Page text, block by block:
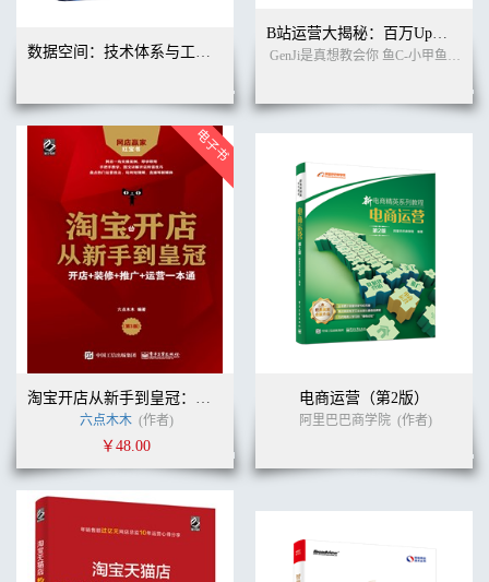
数据空间：技术体系与工程实践
B站运营大揭秘：百万Up主真想教会你的创作笔记
GenJi是真想教会你 鱼C-小甲鱼 阿Test正经比比 编著
淘宝开店从新手到皇冠：开店+装修+推广+运营一本通（第3版）
六点木木 (作者)
￥48.00
电商运营（第2版）
阿里巴巴商学院 (作者)